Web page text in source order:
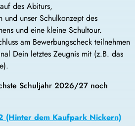
des Abiturs,
und unser Schulkonzept des
und eine kleine Schultour.
am Bewerbungscheck teilnehmen
Dein letztes Zeugnis mit (z.B. das
Schuljahr 2026/27 noch
(Hinter dem Kaufpark Nickern)